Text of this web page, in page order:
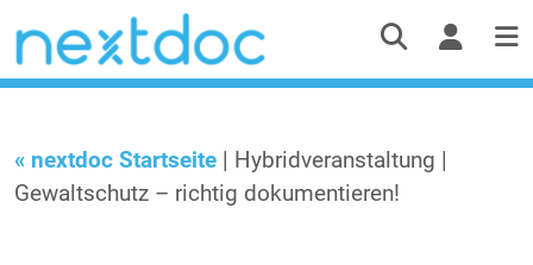
« nextdoc Startseite
| Hybridveranstaltung |
Gewaltschutz – richtig dokumentieren!